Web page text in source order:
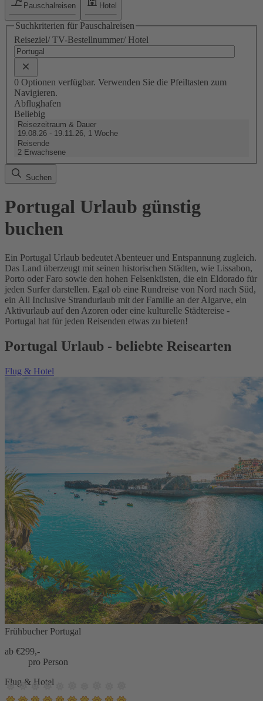
Pauschalreisen Hotel
Suchkriterien für Pauschalreisen
Reiseziel/ TV-Bestellnummer/ Hotel
0 Optionen verfügbar. Verwenden Sie die Pfeiltasten zum
Navigieren.
Abflughafen
Beliebig
Reisezeitraum & Dauer
19.08.26 - 19.11.26, 1 Woche
Reisende
2 Erwachsene
Suchen
Portugal Urlaub günstig
buchen
Ein Portugal Urlaub bedeutet Abenteuer und Entspannung zugleich.
Das Land überzeugt mit seinen historischen Städten, wie Lissabon,
Porto oder Faro sowie den hohen Felsenküsten, die ein Eldorado für
jeden Surfer darstellen. Egal ob eine Rundreise von Nord nach Süd,
ein All Inclusive Strandurlaub mit der Familie an der Algarve, ein
Aktivurlaub auf den Azoren oder eine kulturelle Städtereise -
Portugal hat für jeden Reisenden etwas zu bieten!
Portugal Urlaub - beliebte Reisearten
Flug & Hotel
Frühbucher Portugal
ab €299,-
pro Person
Flug & Hotel